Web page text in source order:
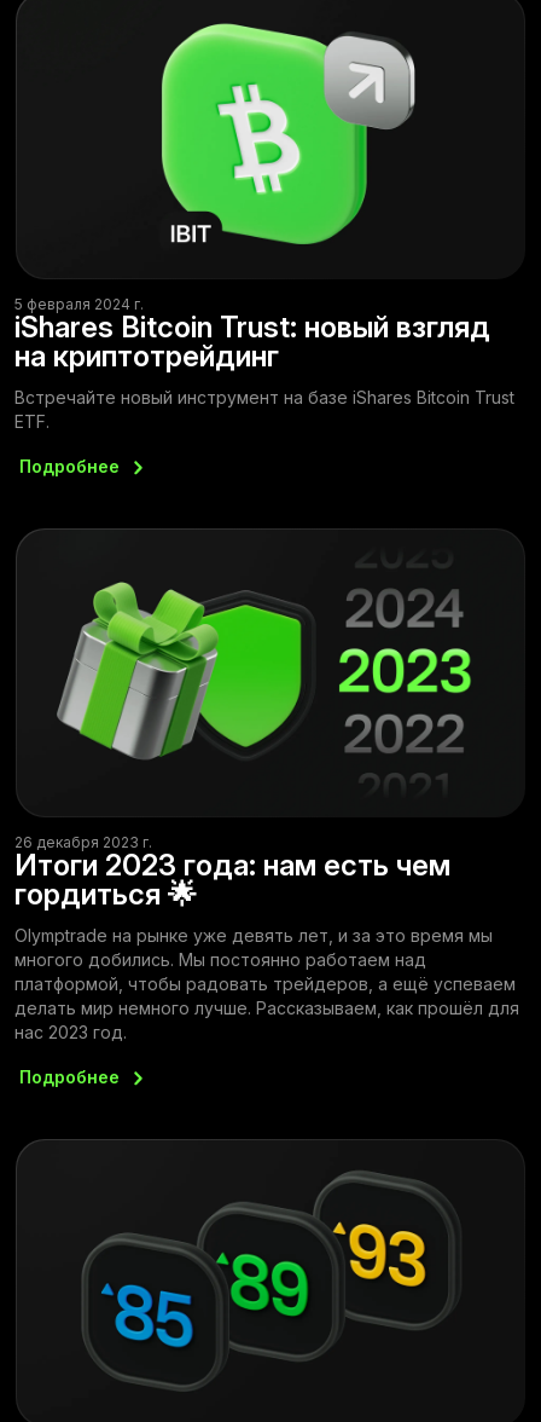
5 февраля 2024 г.
iShares Bitcoin Trust: новый взгляд
на криптотрейдинг
Встречайте новый инструмент на базе iShares Bitcoin Trust
ETF.
Подробнее
26 декабря 2023 г.
Итоги 2023 года: нам есть чем
гордиться 🌟
Olymptrade на рынке уже девять лет, и за это время мы
многого добились. Мы постоянно работаем над
платформой, чтобы радовать трейдеров, а ещё успеваем
делать мир немного лучше. Рассказываем, как прошёл для
нас 2023 год.
Подробнее